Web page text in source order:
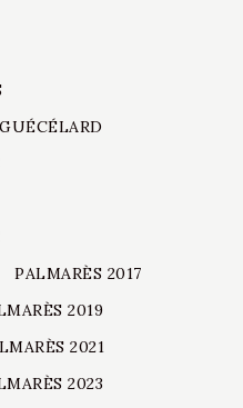
GUÉCÉLARD
PALMARÈS 2017
2019
2021
2023